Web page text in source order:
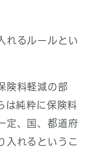
れるルールとい
険料軽減の部
は純粋に保険料
定、国、都道府
入れるというこ